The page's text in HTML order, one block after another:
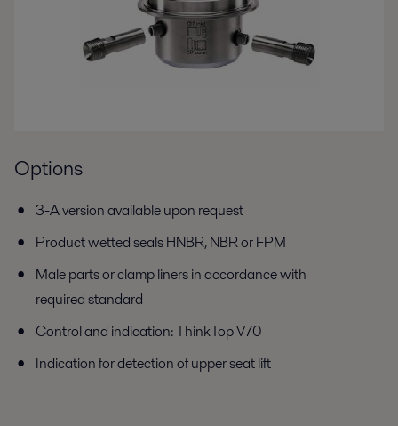
Options
3-A version available upon request
Product wetted seals HNBR, NBR or FPM
Male parts or clamp liners in accordance with
required standard
Control and indication: ThinkTop V70
Indication for detection of upper seat lift